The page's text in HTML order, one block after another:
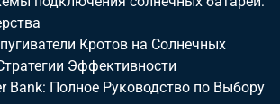
Кротов на Солнечных
Эффективности
Bank: Полное Руководство по Выбору